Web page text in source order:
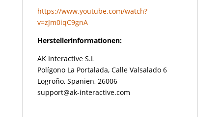
https://www.youtube.com/watch?
v=zJm0iqC9gnA
Herstellerinformationen:
AK Interactive S.L
Polígono La Portalada, Calle Valsalado 6
Logroño, Spanien, 26006
support@ak-interactive.com